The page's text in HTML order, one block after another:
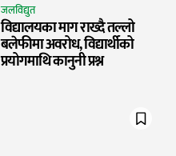
जलविद्युत
विद्यालयका माग राख्दै तल्लो
बलेफीमा अवरोध, विद्यार्थीको
प्रयोगमाथि कानुनी प्रश्न